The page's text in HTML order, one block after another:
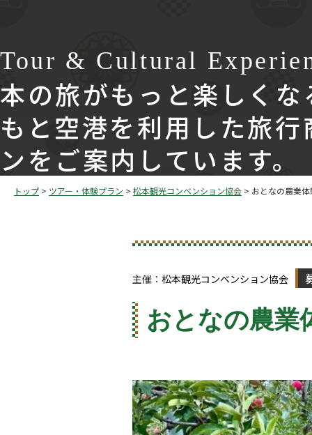
Tour & Cultural
本の旅がもっと楽しく
もと空港を利用した旅
ンをご案内しています。
TOP ツアー・体験プラン 観光案内所
トップ > ツアー・体験プラン > 松本観光コンベンション協会 > おとなの農業
主催： 松本観光コンベンション協会
おとなの農業